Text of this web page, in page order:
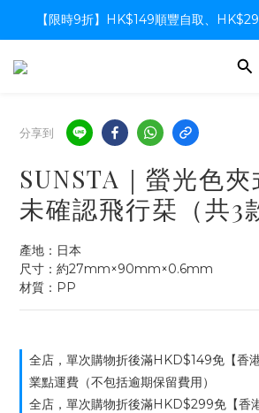
【限時9折】HK$149順豐自取、
【限時9折】HK$149順豐自取、
支付系統升級中，暫停信用卡支付至8月
分享到
SUNSTA｜螢光色夾
未確認飛行栞（共3
產地：日本
尺寸：約27mm×90mm×0.6mm
材質：PP
全店，單次購物折後滿HKD$149免【香
業點運費（不包括逾期保留費用）
全店，單次購物折後滿HKD$299免【香